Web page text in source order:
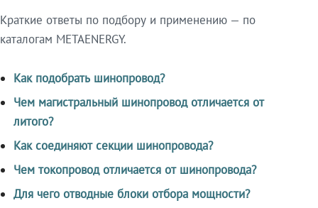
Краткие ответы по подбору и применению — по
каталогам METAENERGY.
Как подобрать шинопровод?
Чем магистральный шинопровод отличается от
литого?
Как соединяют секции шинопровода?
Чем токопровод отличается от шинопровода?
Для чего отводные блоки отбора мощности?